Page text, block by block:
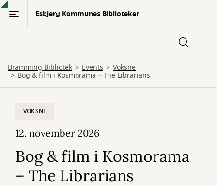
Gå
hovedindhold
Esbjerg Kommunes Biblioteker
Bramming Bibliotek Events Voksne
Bog & film i Kosmorama – The Librarians
VOKSNE
12. november 2026
Bog & film i Kosmorama
– The Librarians